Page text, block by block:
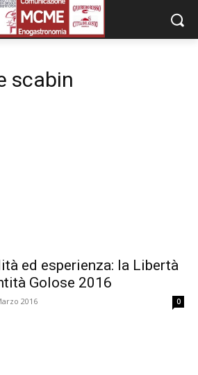
scabin
ed esperienza: la Libertà
Golose 2016
2016 0